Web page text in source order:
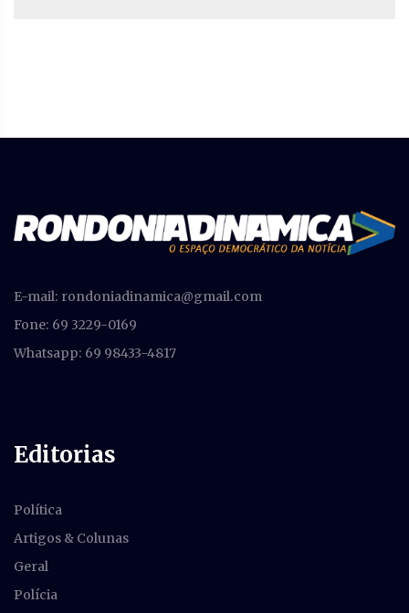
E-mail: rondoniadinamica@gmail.com
Fone: 69 3229-0169
Whatsapp: 69 98433-4817
Editorias
Política
Artigos & Colunas
Geral
Polícia